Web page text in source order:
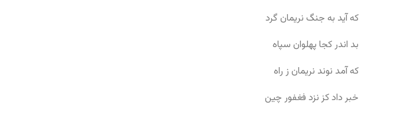
که آید به جنگ نریمان گرد
بد اندر کجا پهلوان سپاه
که آمد نوند نریمان ز راه
خبر داد کز نزد فغفور چین